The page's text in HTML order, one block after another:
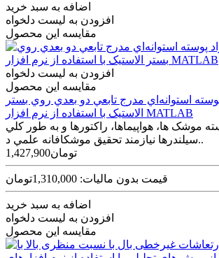
اضافه به سبد خرید
افزودن به لیست دلخواه
مقایسه این محصول
افزودن به لیست دلخواه
مقایسه این محصول
استوانه‌اي مدرج تابعي دو بعدي روي بستر
الاستيک با استفاده از نرم افزار MATLAB
موشک ها، هواپيماها، راکتورها و به طور کلي
سيلندرها نيازمند تحقيق موشکافانه علمي د..
1,427,900تومان
قیمت بدون مالیات: 1,310,000تومان
اضافه به سبد خرید
افزودن به لیست دلخواه
مقایسه این محصول